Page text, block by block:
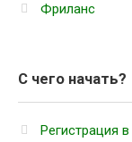
Фриланс
С чего начать?
Регистрация